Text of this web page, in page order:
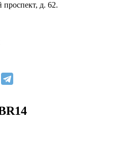
д. 62.